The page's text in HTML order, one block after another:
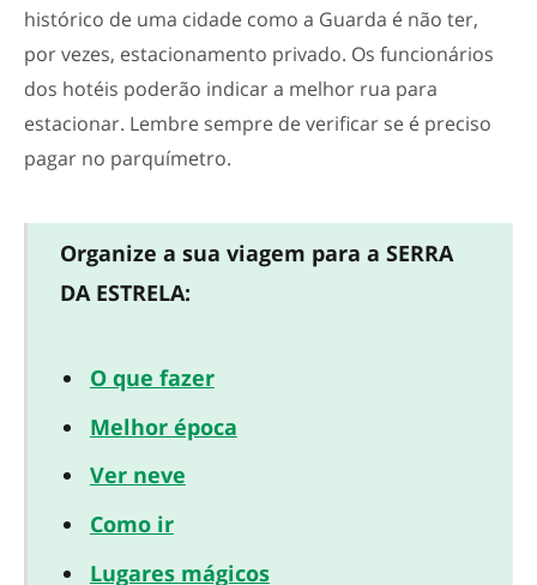
histórico de uma cidade como a Guarda é não ter,
por vezes, estacionamento privado. Os funcionários
dos hotéis poderão indicar a melhor rua para
estacionar. Lembre sempre de verificar se é preciso
pagar no parquímetro.
Organize a sua viagem para a SERRA
DA ESTRELA:
O que fazer
Melhor época
Ver neve
Como ir
Lugares mágicos